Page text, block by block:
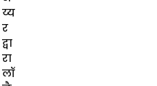
य्य
र
द्वा
रा
लॉ